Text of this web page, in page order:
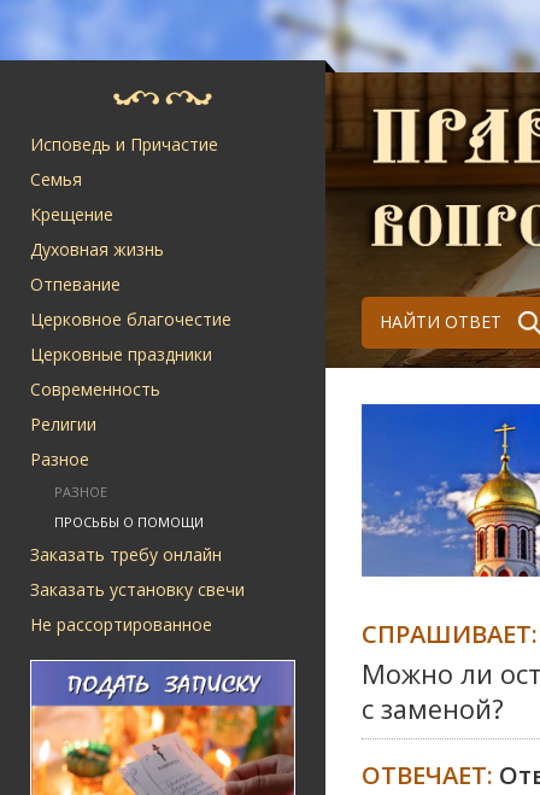
Исповедь и Причастие
Семья
Крещение
Духовная жизнь
Отпевание
Церковное благочестие
Церковные праздники
Современность
Религии
Разное
РАЗНОЕ
ПРОСЬБЫ О ПОМОЩИ
Заказать требу онлайн
Заказать установку свечи
Не рассортированное
НАЙТИ ОТВЕТ
СПРАШИВАЕТ:
Можно ли
с заменой?
ОТВЕЧАЕТ: